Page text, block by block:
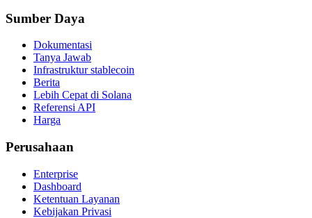
Sumber Daya
Dokumentasi
Tanya Jawab
Infrastruktur stablecoin
Berita
Lebih Cepat di Solana
Referensi API
Harga
Perusahaan
Enterprise
Dashboard
Ketentuan Layanan
Kebijakan Privasi